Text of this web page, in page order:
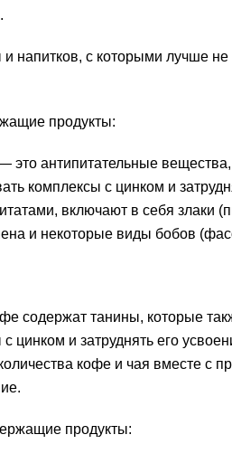
напитков, с которыми лучше не
продукты:
это антипитательные
комплексы с цинком и
включают в себя злаки
и некоторые виды бобов
содержат танины, которые
цинком и затруднять его
кофе и чая вместе с
продукты: